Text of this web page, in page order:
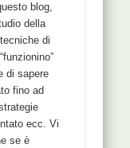
blog,
della
di
di sapere
fino ad
ecc. Vi
se è